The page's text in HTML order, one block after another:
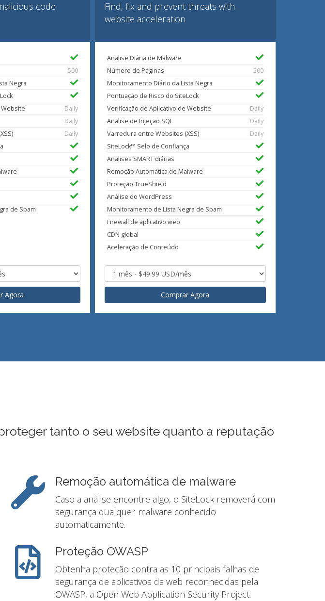
code
500
Negra
Daily
Daily
Daily
de Spam
Agora
Find, fix and prevent threats with
website acceleration
Análise Diária de Malware
Número de Páginas
500
Monitoramento Diário da Lista Negra
Pontuação de Risco do SiteLock
Verificação de Aplicativo de Website
Daily
Análise de Injeção SQL
Daily
Varredura entre Websites (XSS)
Daily
SiteLock™ Selo de Confiança
Análises SMART diárias
Remoção Automática de Malware
Proteção TrueShield
Análise do WordPress
Monitoramento de Lista Negra de Spam
Firewall de aplicativo web
CDN global
Aceleração de Conteúdo
Comprar Agora
tanto o seu website quanto a reputação
Remoção automática de malware
Caso a análise encontre algo, o SiteLock removerá com
segurança qualquer malware conhecido
automaticamente.
Proteção OWASP
Obtenha proteção contra as 10 principais falhas de
segurança de aplicativos da web reconhecidas pela
OWASP, a Open Web Application Security Project.